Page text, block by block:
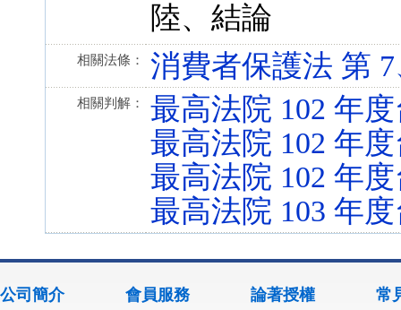
陸、結論
相關法條： 消費者保護法 第 7
相關判解：
最高法院 102 年
最高法院 102 年
最高法院 102 年
最高法院 103 年
公司簡介 會員服務 論著授權 常